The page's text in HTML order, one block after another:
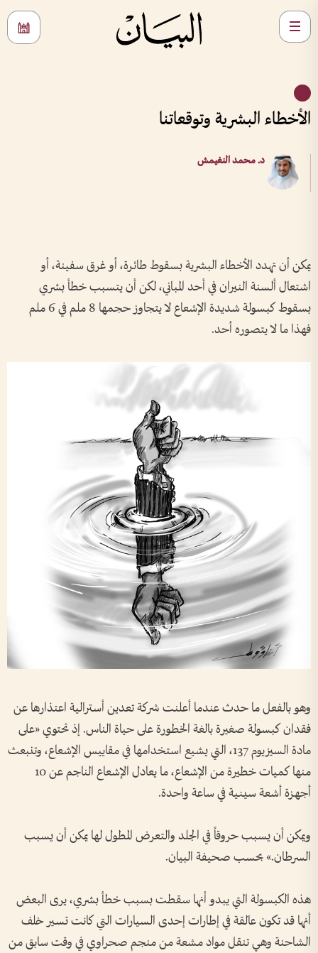
الأخطاء البشرية وتوقعاتنا
د. محمد النغيمش
يمكن أن تهدد الأخطاء البشرية بسقوط طائرة، أو غرق سفينة، أو
اشتعال ألسنة النيران في أحد المباني، لكن أن يتسبب خطأ بشري
بسقوط كبسولة شديدة الإشعاع لا يتجاوز حجمها 8 ملم في 6 ملم
فهذا ما لا يتصوره أحد.
وهو بالفعل ما حدث عندما أعلنت شركة تعدين أسترالية اعتذارها عن
فقدان كبسولة صغيرة بالغة الخطورة على حياة الناس. إذ تحتوي «على
مادة السيزيوم 137، التي يشيع استخدامها في مقاييس الإشعاع، وتنبعث
منها كميات خطيرة من الإشعاع، ما يعادل الإشعاع الناجم عن 10
أجهزة أشعة سينية في ساعة واحدة.
ويمكن أن يسبب حروقاً في الجلد والتعرض المطول لها يمكن أن يسبب
السرطان.» بحسب صحيفة البيان.
هذه الكبسولة التي يبدو أنها سقطت بسبب خطأ بشري، يرى البعض
أنها قد تكون عالقة في إطارات إحدى السيارات التي كانت تسير خلف
الشاحنة وهي تنقل مواد مشعة من منجم صحراوي في وقت سابق من